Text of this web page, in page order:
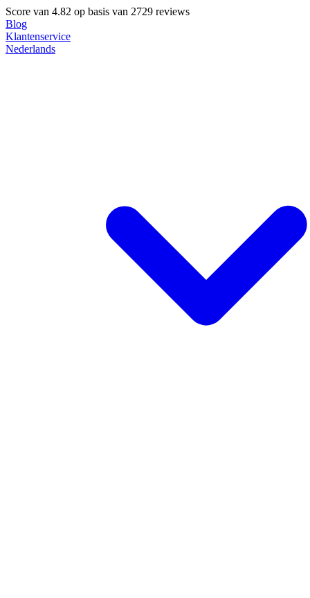
Score van 4.82 op basis van 2729 reviews
Blog
Klantenservice
Nederlands